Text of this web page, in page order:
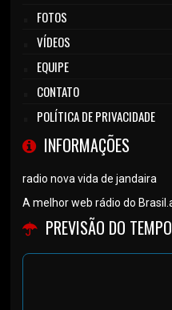
FOTOS
VÍDEOS
EQUIPE
CONTATO
POLÍTICA DE PRIVACIDADE
INFORMAÇÕES
radio nova vida de jandaira
A melhor web rádio do
PREVISÃO DO TEMPO